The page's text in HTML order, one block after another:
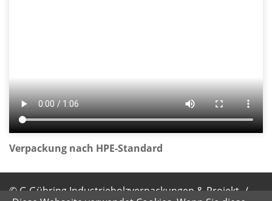
Verpackung nach HPE-Standard
© G.Gühring Industrieholzverpackungen & Projekt- /